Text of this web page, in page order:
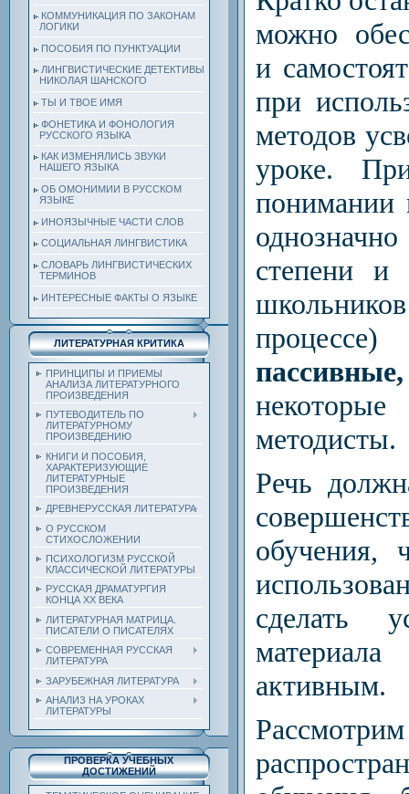
КОММУНИКАЦИЯ ПО ЗАКОНАМ
ЛОГИКИ
ПОСОБИЯ ПО ПУНКТУАЦИИ
ЛИНГВИСТИЧЕСКИЕ ДЕТЕКТИВЫ
НИКОЛАЯ ШАНСКОГО
ТЫ И ТВОЕ ИМЯ
ФОНЕТИКА И ФОНОЛОГИЯ
РУССКОГО ЯЗЫКА
КАК ИЗМЕНЯЛИСЬ ЗВУКИ
НАШЕГО ЯЗЫКА
ОБ ОМОНИМИИ В РУССКОМ
ЯЗЫКЕ
ИНОЯЗЫЧНЫЕ ЧАСТИ СЛОВ
СОЦИАЛЬНАЯ ЛИНГВИСТИКА
СЛОВАРЬ ЛИНГВИСТИЧЕСКИХ
ТЕРМИНОВ
ИНТЕРЕСНЫЕ ФАКТЫ О ЯЗЫКЕ
ЛИТЕРАТУРНАЯ КРИТИКА
ПРИНЦИПЫ И ПРИЕМЫ
АНАЛИЗА ЛИТЕРАТУРНОГО
ПРОИЗВЕДЕНИЯ
ПУТЕВОДИТЕЛЬ ПО
ЛИТЕРАТУРНОМУ
ПРОИЗВЕДЕНИЮ
КНИГИ И ПОСОБИЯ,
ХАРАКТЕРИЗУЮЩИЕ
ЛИТЕРАТУРНЫЕ
ПРОИЗВЕДЕНИЯ
ДРЕВНЕРУССКАЯ ЛИТЕРАТУРА
О РУССКОМ
СТИХОСЛОЖЕНИИ
ПСИХОЛОГИЗМ РУССКОЙ
КЛАССИЧЕСКОЙ ЛИТЕРАТУРЫ
РУССКАЯ ДРАМАТУРГИЯ
КОНЦА ХХ ВЕКА
ЛИТЕРАТУРНАЯ МАТРИЦА.
ПИСАТЕЛИ О ПИСАТЕЛЯХ
СОВРЕМЕННАЯ РУССКАЯ
ЛИТЕРАТУРА
ЗАРУБЕЖНАЯ ЛИТЕРАТУРА
АНАЛИЗ НА УРОКАХ
ЛИТЕРАТУРЫ
ПРОВЕРКА УЧЕБНЫХ
ДОСТИЖЕНИЙ
можно
и
при
методов
уроке.
однозначно
степени и
методисты.
Речь
обучения,
сделать
активным.